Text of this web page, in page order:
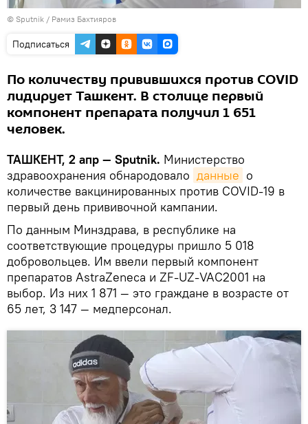
© Sputnik / Рамиз Бахтияров
Подписаться
По количеству привившихся против COVID
лидирует Ташкент. В столице первый
компонент препарата получил 1 651
человек.
ТАШКЕНТ, 2 апр — Sputnik. Министерство
здравоохранения обнародовало данные о
количестве вакцинированных против COVID-19 в
первый день прививочной кампании.
По данным Минздрава, в республике на
соответствующие процедуры пришло 5 018
добровольцев. Им ввели первый компонент
препаратов AstraZeneca и ZF-UZ-VAC2001 на
выбор. Из них 1 871 — это граждане в возрасте от
65 лет, 3 147 — медперсонал.